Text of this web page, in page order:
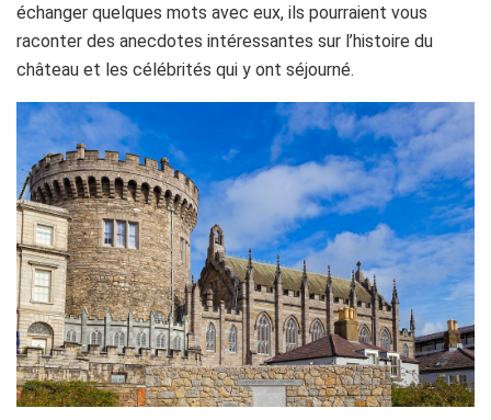
échanger quelques mots avec eux, ils pourraient vous
raconter des anecdotes intéressantes sur l’histoire du
château et les célébrités qui y ont séjourné.